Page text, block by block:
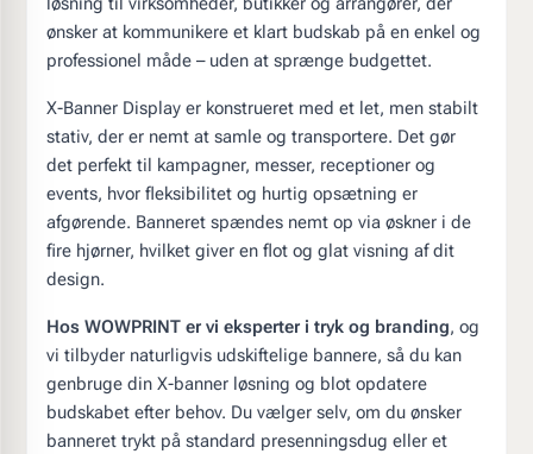
ønsker at kommunikere et klart budskab på en enkel og
professionel måde – uden at sprænge budgettet.
X-Banner Display er konstrueret med et let, men stabilt
stativ, der er nemt at samle og transportere. Det gør
det perfekt til kampagner, messer, receptioner og
events, hvor fleksibilitet og hurtig opsætning er
afgørende. Banneret spændes nemt op via øskner i de
fire hjørner, hvilket giver en flot og glat visning af dit
design.
Hos WOWPRINT er vi eksperter i tryk og branding, og
vi tilbyder naturligvis udskiftelige bannere, så du kan
genbruge din X-banner løsning og blot opdatere
budskabet efter behov. Du vælger selv, om du ønsker
banneret trykt på standard presenningsdug eller et